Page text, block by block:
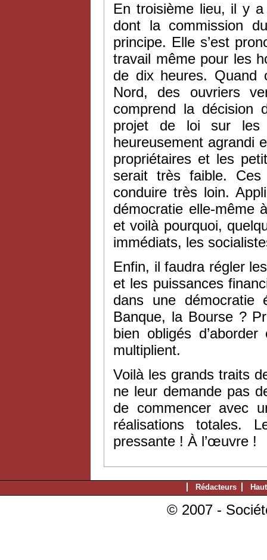
En troisième lieu, il y
dont la commission
principe. Elle s’est
travail même pour les
de dix heures. Quand
Nord, des ouvriers
comprend la décision
projet de loi sur les
heureusement agrandi
propriétaires et les
serait très faible.
conduire très loin.
démocratie elle-même
et voilà pourquoi,
immédiats, les
Enfin, il faudra régler
et les puissances
dans une
Banque, la Bourse ?
bien obligés
multiplient.
Voilà les grands traits
ne leur demande pas
de commencer avec
réalisations totales.
pressante ! À l’œuvre !
Rédacteurs
© 2007 -